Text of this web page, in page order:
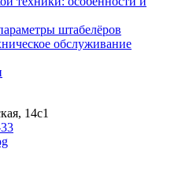
штабелёров
обслуживание
14с1